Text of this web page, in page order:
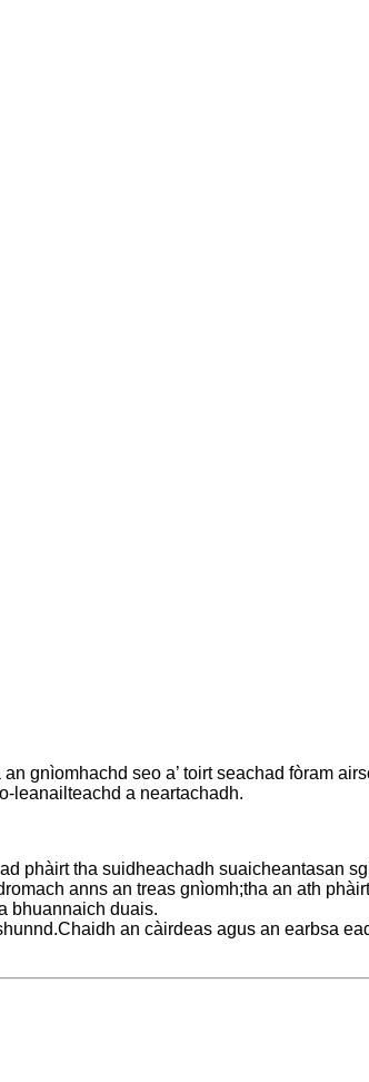
gnìomhachd seo a’ toirt seachad fòram
leanailteachd a neartachadh.
phàirt tha suidheachadh suaicheantasan
anns an treas gnìomh;tha an ath
bhuannaich duais.
an càirdeas agus an earbsa